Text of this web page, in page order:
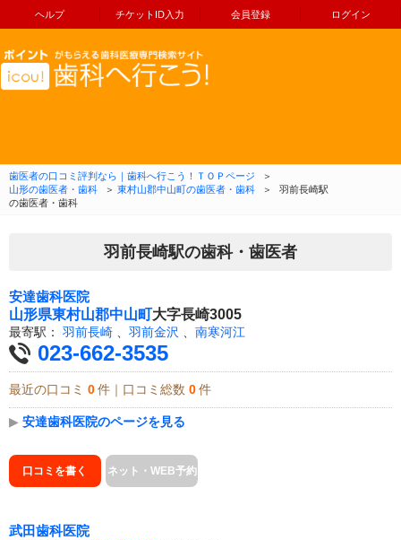
ヘルプ チケットID入力 会員登録 ログイン
コンテンツへ移動
歯医者の口コミ評判なら｜歯科へ行こう！ＴＯＰページ
＞
山形の歯医者・歯科
＞ 東村山郡中山町の歯医者・歯科 ＞
羽前長崎駅
の歯医者・歯科
羽前長崎駅の歯科・歯医者
安達歯科医院
山形県東村山郡中山町大字長崎3005
最寄駅： 羽前長崎 羽前金沢 南寒河江
023-662-3535
最近の口コミ 0 件｜口コミ総数 0 件
▶ 安達歯科医院のページを見る
口コミを書く ネット・WEB予約
武田歯科医院